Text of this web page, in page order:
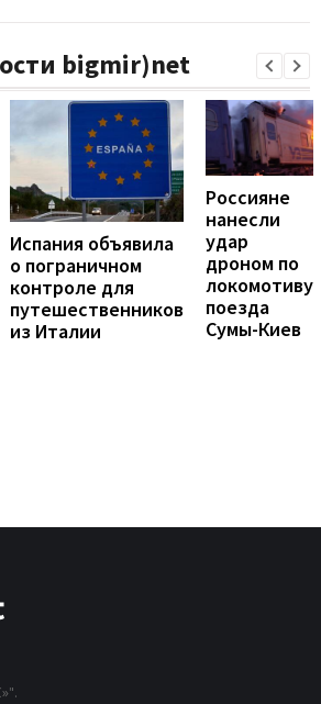
bigmir)net
Испания объявила
о пограничном
контроле для
путешественников
из Италии
Россияне
нанесли
удар
дроном по
локомотиву
поезда
Сумы-Киев